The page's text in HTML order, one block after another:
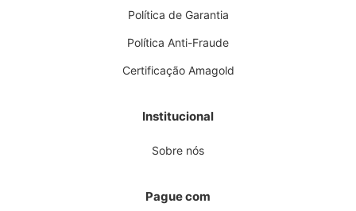
Política de Garantia
Política Anti-Fraude
Certificação Amagold
Institucional
Sobre nós
Pague com